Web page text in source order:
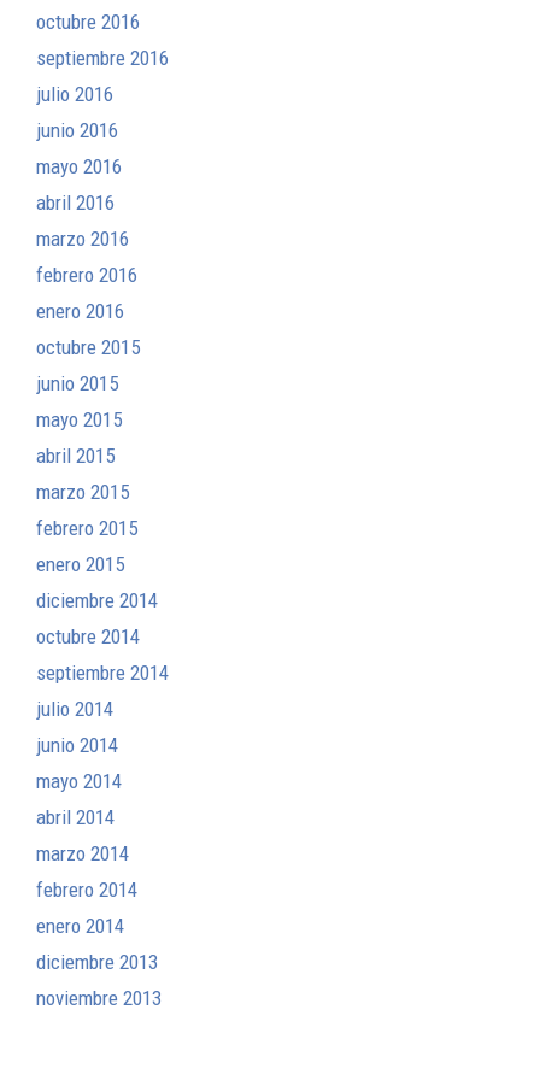
octubre 2016
septiembre 2016
julio 2016
junio 2016
mayo 2016
abril 2016
marzo 2016
febrero 2016
enero 2016
octubre 2015
junio 2015
mayo 2015
abril 2015
marzo 2015
febrero 2015
enero 2015
diciembre 2014
octubre 2014
septiembre 2014
julio 2014
junio 2014
mayo 2014
abril 2014
marzo 2014
febrero 2014
enero 2014
diciembre 2013
noviembre 2013